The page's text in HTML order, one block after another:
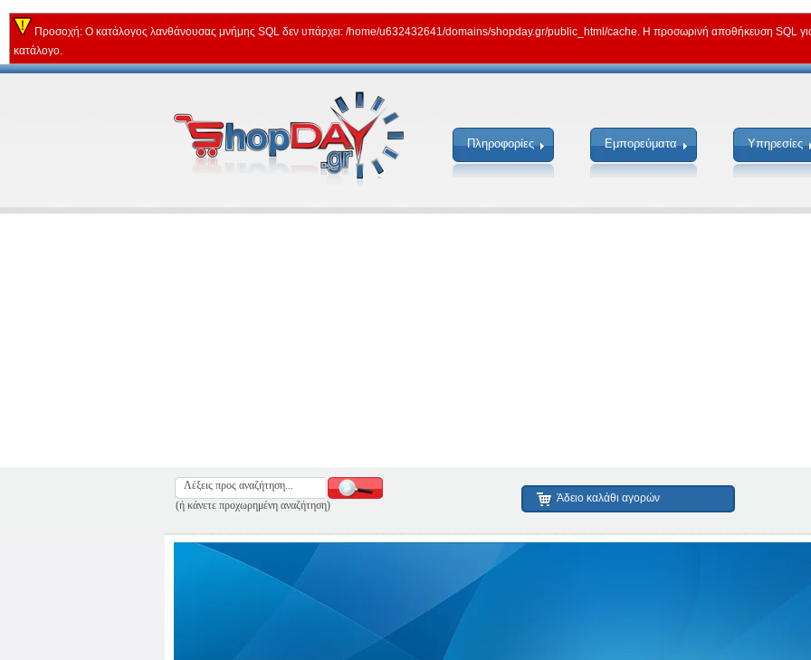
Προσοχή: Ο κατάλογος λανθάνουσας μνήμης SQL δεν υπάρχει: /home/u632432641/domains/shopday.gr/public_html/cache. Η προσωρινή αποθήκευση SQL για
κατάλογο.
Πληροφορίες Εμπορεύματα Υπηρεσίες
(ή κάνετε προχωρημένη αναζήτηση)
Άδειο καλάθι αγορών